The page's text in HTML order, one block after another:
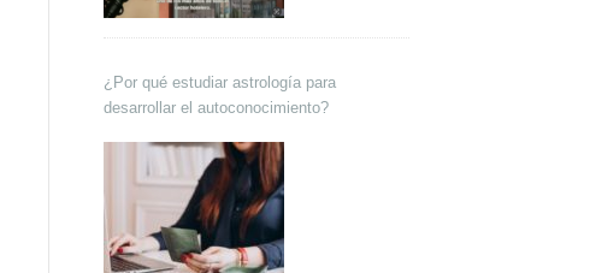
¿Por qué estudiar astrología para
desarrollar el autoconocimiento?